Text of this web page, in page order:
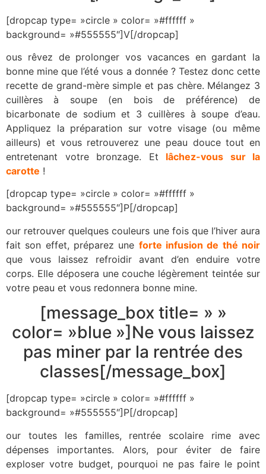
[dropcap type= »circle » color= »#ffffff »
background= »#555555″]V[/dropcap]
ous rêvez de prolonger vos vacances en gardant la
bonne mine que l’été vous a donnée ? Testez donc cette
recette de grand-mère simple et pas chère. Mélangez 3
cuillères à soupe (en bois de préférence) de
bicarbonate de sodium et 3 cuillères à soupe d’eau.
Appliquez la préparation sur votre visage (ou même
ailleurs) et vous retrouverez une peau douce tout en
entretenant votre bronzage. Et lâchez-vous sur la
carotte !
[dropcap type= »circle » color= »#ffffff »
background= »#555555″]P[/dropcap]
our retrouver quelques couleurs une fois que l’hiver aura
fait son effet, préparez une forte infusion de thé noir
que vous laissez refroidir avant d’en enduire votre
corps. Elle déposera une couche légèrement teintée sur
votre peau et vous redonnera bonne mine.
[message_box title= » »
color= »blue »]Ne vous laissez
pas miner par la rentrée des
classes[/message_box]
[dropcap type= »circle » color= »#ffffff »
background= »#555555″]P[/dropcap]
our toutes les familles, rentrée scolaire rime avec
dépenses importantes. Alors, pour éviter de faire
exploser votre budget, pourquoi ne pas faire le point